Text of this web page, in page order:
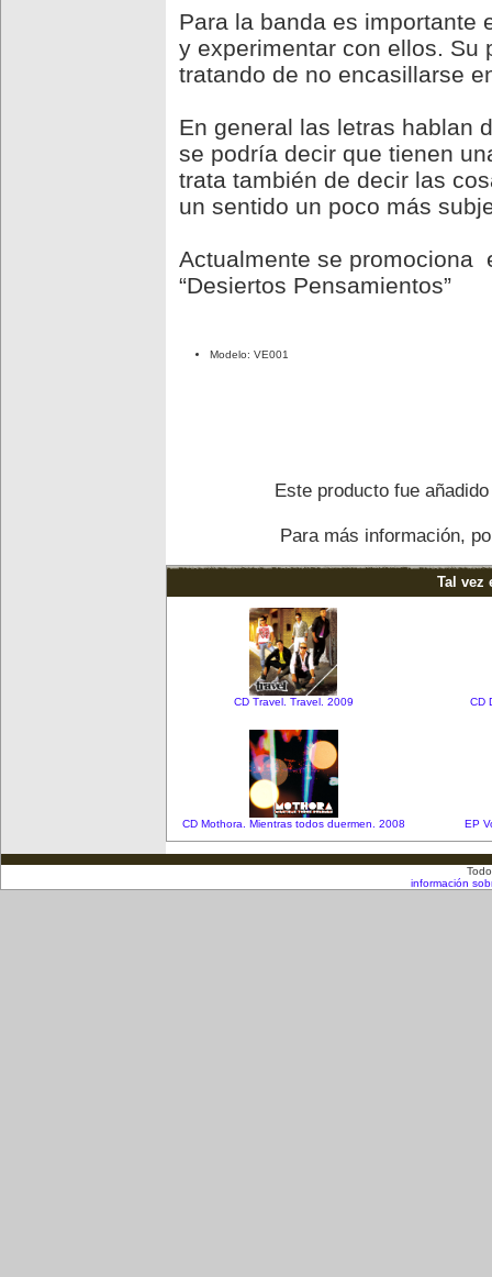
Para la banda es importante
y experimentar con ellos. Su
tratando de no encasillarse
En general las letras hablan
se podría decir que tienen
trata también de decir las
un sentido un poco más
Actualmente se promociona
“Desiertos Pensamientos”
Modelo: VE001
Este producto fue
Para más información,
Tal vez
CD Travel. Travel. 2009 CD
CD Mothora. Mientras todos duermen. 2008 EP
información